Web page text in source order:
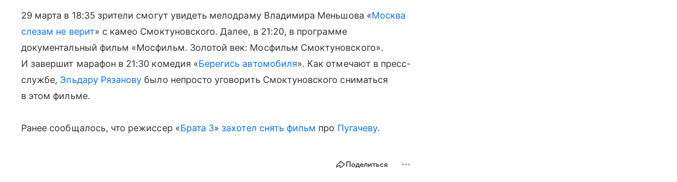
29 марта в 18:35 зрители смогут увидеть мелодраму Владимира Меньшова «Москва
слезам не верит» с камео Смоктуновского. Далее, в 21:20, в программе
документальный фильм «Мосфильм. Золотой век: Мосфильм Смоктуновского».
И завершит марафон в 21:30 комедия «Берегись автомобиля». Как отмечают в пресс-
службе, Эльдару Рязанову было непросто уговорить Смоктуновского сниматься
в этом фильме.
Ранее сообщалось, что режиссер «Брата 3» захотел снять фильм про Пугачеву.
Поделиться